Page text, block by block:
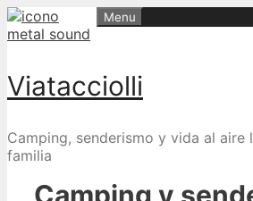
Skip
to
Viatacciolli
Camping, senderismo y vida al aire
familia
Menu